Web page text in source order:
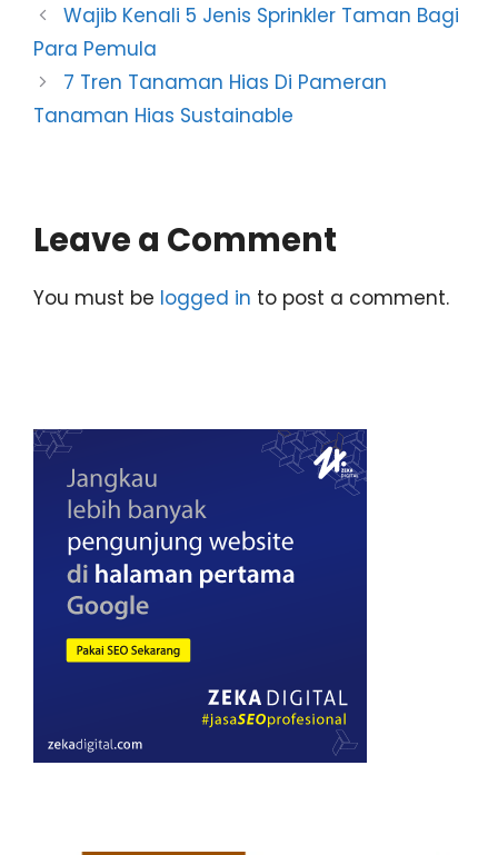
Wajib Kenali 5 Jenis Sprinkler Taman Bagi
Para Pemula
7 Tren Tanaman Hias Di Pameran
Tanaman Hias Sustainable
Leave a Comment
You must be logged in to post a comment.